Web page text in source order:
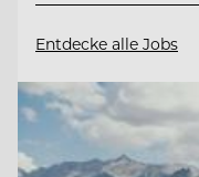
Entdecke alle Jobs